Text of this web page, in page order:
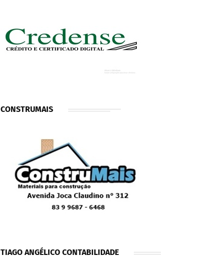
CONSTRUMAIS
TIAGO ANGÉLICO CONTABILIDADE